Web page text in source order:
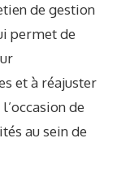
de gestion
permet de
et à réajuster
de
au sein de